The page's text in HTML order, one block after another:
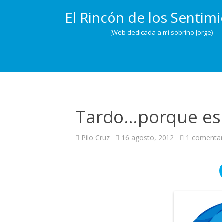
El Rincón de los
(Web dedicada a mi sobrino Jorge)
Tardo…porque
Pilo Cruz 16 agosto, 2012 1